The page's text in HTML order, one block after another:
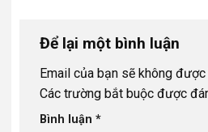
Để lại một bình luận
Email của bạn sẽ không
Các trường bắt buộc được
Bình luận *